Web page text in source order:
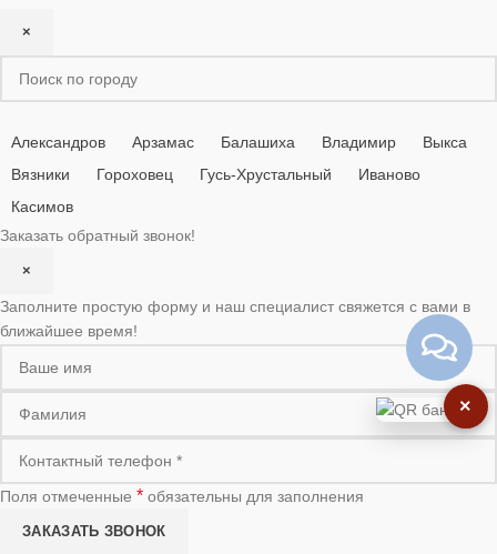
×
Александров Арзамас Балашиха Владимир
Выкса
Вязники
Гороховец Гусь-Хрустальный
Иваново
Касимов
×
Заказать обратный звонок!
×
Заполните простую форму и наш специалист свяжется с вами в
ближайшее время!
Поля отмеченные * обязательны для заполнения